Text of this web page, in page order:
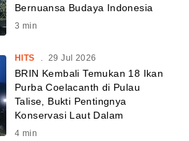
Bernuansa Budaya Indonesia
3 min
HITS 29 Jul 2026
BRIN Kembali Temukan 18 Ikan
Purba Coelacanth di Pulau
Talise, Bukti Pentingnya
Konservasi Laut Dalam
4 min